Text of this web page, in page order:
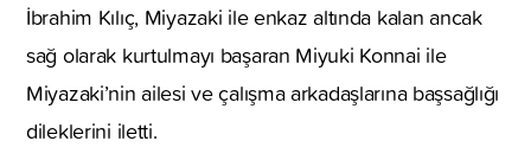
İbrahim Kılıç, Miyazaki ile enkaz altında kalan ancak
sağ olarak kurtulmayı başaran Miyuki Konnai ile
Miyazaki’nin ailesi ve çalışma arkadaşlarına başsağlığı
dileklerini iletti.